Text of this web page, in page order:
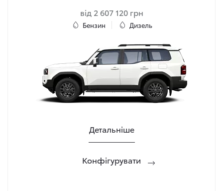
від 2 607 120 грн
Бензин Дизель
Детальніше
Конфігурувати